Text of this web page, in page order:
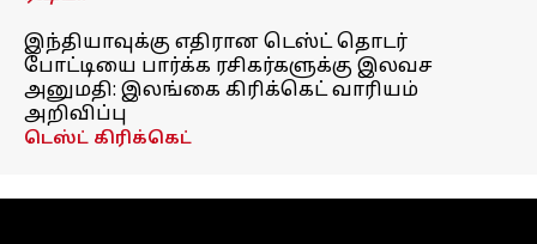
இந்தியாவுக்கு எதிரான டெஸ்ட் தொடர்
போட்டியை பார்க்க ரசிகர்களுக்கு இலவச
அனுமதி: இலங்கை கிரிக்கெட் வாரியம்
அறிவிப்பு
டெஸ்ட் கிரிக்கெட்